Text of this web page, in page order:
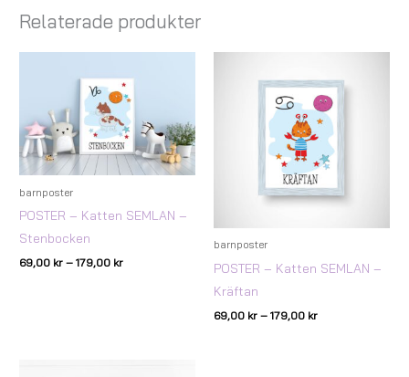
Relaterade produkter
barnposter
POSTER – Katten SEMLAN –
Stenbocken
69,00 kr – 179,00 kr
till
179,00 kr
barnposter
POSTER – Katten SEMLAN –
Kräftan
69,00 kr – 179,00 kr
till
179,00 kr